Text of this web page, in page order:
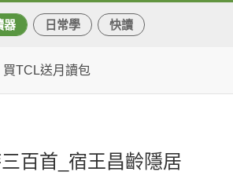
器 日常學 快讀
買TCL送月讀包
百首_宿王昌齡隱居